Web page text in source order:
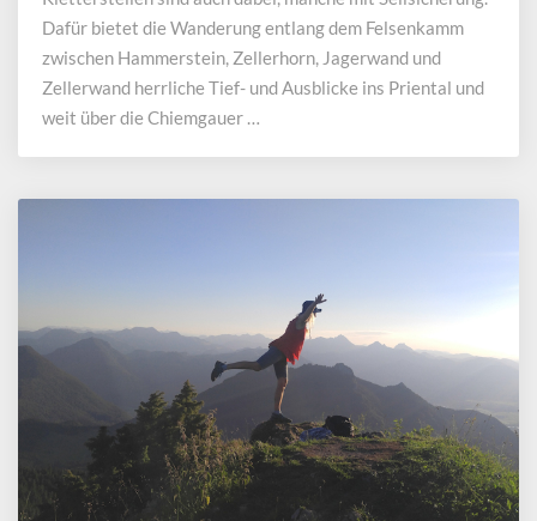
Dafür bietet die Wanderung entlang dem Felsenkamm
zwischen Hammerstein, Zellerhorn, Jagerwand und
Zellerwand herrliche Tief- und Ausblicke ins Priental und
weit über die Chiemgauer …